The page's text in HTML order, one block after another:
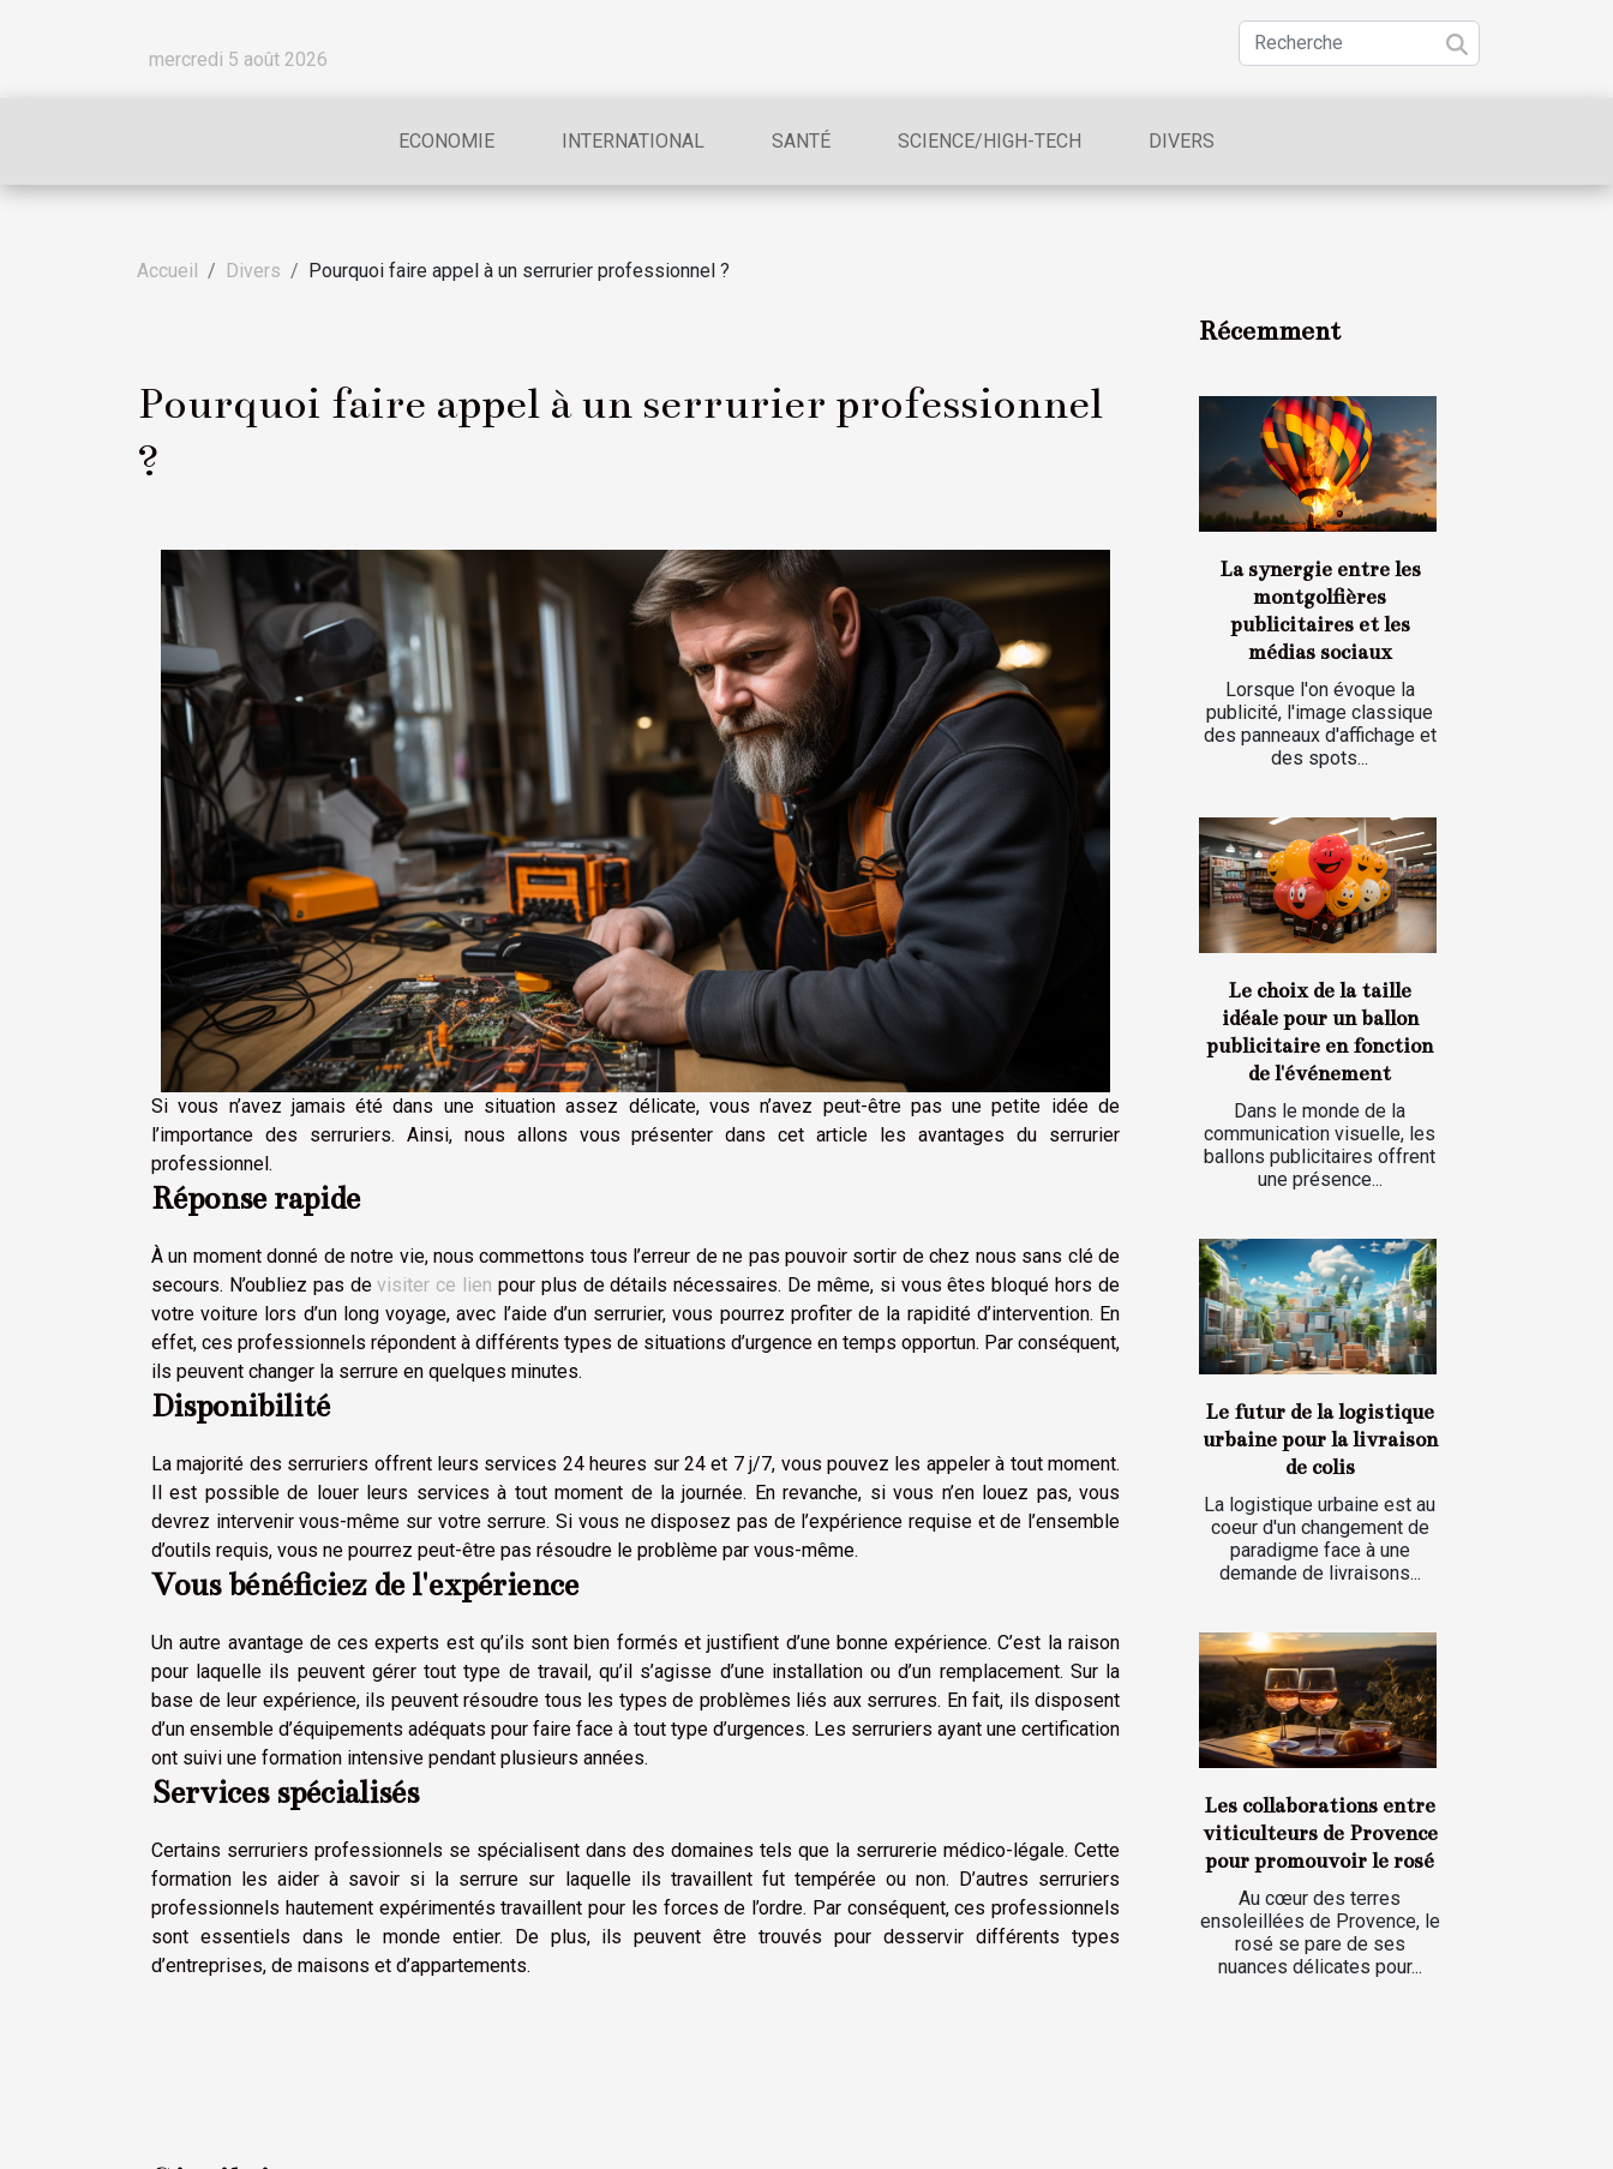
mercredi 5 août 2026
ECONOMIE INTERNATIONAL SANTÉ SCIENCE/HIGH-TECH DIVERS
Accueil Divers Pourquoi faire appel à un serrurier professionnel ?
Pourquoi faire appel à un serrurier professionnel
?
Si vous n’avez jamais été dans une situation assez délicate, vous n’avez peut-être pas une petite idée de
l’importance des serruriers. Ainsi, nous allons vous présenter dans cet article les avantages du serrurier
professionnel.
Réponse rapide
À un moment donné de notre vie, nous commettons tous l’erreur de ne pas pouvoir sortir de chez nous sans clé de
secours. N’oubliez pas devisiter ce lien pour plus de détails nécessaires. De même, si vous êtes bloqué hors de
votre voiture lors d’un long voyage, avec l’aide d’un serrurier, vous pourrez profiter de la rapidité d’intervention. En
effet, ces professionnels répondent à différents types de situations d’urgence en temps opportun. Par conséquent,
ils peuvent changer la serrure en quelques minutes.
Disponibilité
La majorité des serruriers offrent leurs services 24 heures sur 24 et 7 j/7, vous pouvez les appeler à tout moment.
Il est possible de louer leurs services à tout moment de la journée. En revanche, si vous n’en louez pas, vous
devrez intervenir vous-même sur votre serrure. Si vous ne disposez pas de l’expérience requise et de l’ensemble
d’outils requis, vous ne pourrez peut-être pas résoudre le problème par vous-même.
Vous bénéficiez de l'expérience
Un autre avantage de ces experts est qu’ils sont bien formés et justifient d’une bonne expérience. C’est la raison
pour laquelle ils peuvent gérer tout type de travail, qu’il s’agisse d’une installation ou d’un remplacement. Sur la
base de leur expérience, ils peuvent résoudre tous les types de problèmes liés aux serrures. En fait, ils disposent
d’un ensemble d’équipements adéquats pour faire face à tout type d’urgences. Les serruriers ayant une certification
ont suivi une formation intensive pendant plusieurs années.
Services spécialisés
Certains serruriers professionnels se spécialisent dans des domaines tels que la serrurerie médico-légale. Cette
formation les aider à savoir si la serrure sur laquelle ils travaillent fut tempérée ou non. D’autres serruriers
professionnels hautement expérimentés travaillent pour les forces de l’ordre. Par conséquent, ces professionnels
sont essentiels dans le monde entier. De plus, ils peuvent être trouvés pour desservir différents types
d’entreprises, de maisons et d’appartements.
Récemment
La synergie entre les
montgolfières
publicitaires et les
médias sociaux
Lorsque l'on évoque la
publicité, l'image classique
des panneaux d'affichage et
des spots...
Le choix de la taille
idéale pour un ballon
publicitaire en fonction
de l'événement
Dans le monde de la
communication visuelle, les
ballons publicitaires offrent
une présence...
Le futur de la logistique
urbaine pour la livraison
de colis
La logistique urbaine est au
coeur d'un changement de
paradigme face à une
demande de livraisons...
Les collaborations entre
viticulteurs de Provence
pour promouvoir le rosé
Au cœur des terres
ensoleillées de Provence, le
rosé se pare de ses
nuances délicates pour...